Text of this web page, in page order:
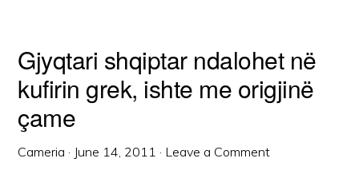
Gjyqtari shqiptar ndalohet në
kufirin grek, ishte me origjinë
çame
Cameria · June 14, 2011 · Leave a Comment